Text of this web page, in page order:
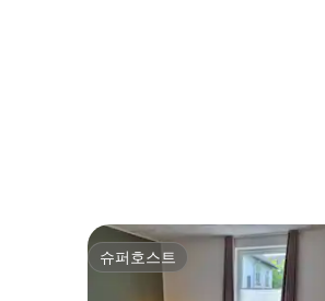
슈퍼호스트
슈퍼호스트